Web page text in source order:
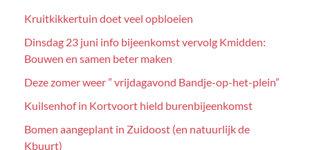
Kruitkikkertuin doet veel opbloeien
Dinsdag 23 juni info bijeenkomst vervolg Kmidden:
Bouwen en samen beter maken
Deze zomer weer ” vrijdagavond Bandje-op-het-plein”
Kuilsenhof in Kortvoort hield burenbijeenkomst
Bomen aangeplant in Zuidoost (en natuurlijk de
Kbuurt)